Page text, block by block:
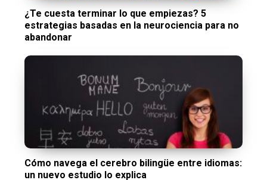
¿Te cuesta terminar lo que empiezas? 5
estrategias basadas en la neurociencia para no
abandonar
Cómo navega el cerebro bilingüe entre idiomas:
un nuevo estudio lo explica